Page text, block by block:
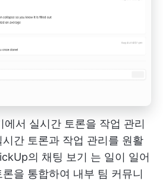
서 실시간 토론을 작업 관리
시간 토론과 작업 관리를 원활
의 채팅 보기 는 일이 일어
을 통합하여 내부 팀 커뮤니